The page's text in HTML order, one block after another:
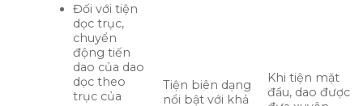
Đối với tiện
dọc trục,
chuyển
động tiến
dao của dao
dọc theo
trục của
Tiện biên dạng
nổi bật với khả
Khi tiện mặt
đầu, dao được